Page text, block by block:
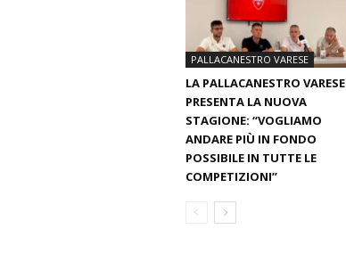
PALLACANESTRO VARESE
LA PALLACANESTRO VARESE
PRESENTA LA NUOVA
STAGIONE: “VOGLIAMO
ANDARE PIÙ IN FONDO
POSSIBILE IN TUTTE LE
COMPETIZIONI”